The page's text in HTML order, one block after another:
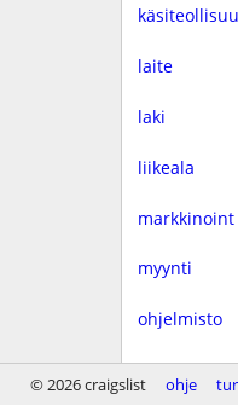
laite
laki
liikeala
markkinoint
myynti
ohjelmisto
rahoitus
© 2026 craigslist ohje